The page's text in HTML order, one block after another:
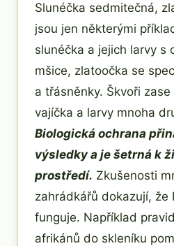
Slunéčka sedmitečná,
jsou jen některými
slunéčka a jejich larvy s
mšice, zlatoočka se
a třásněnky. Škvoři
vajíčka a larvy mnoha
Biologická ochrana
výsledky a je šetrná k
prostředí. Zkušenosti
zahrádkářů dokazují, že
funguje. Například
afrikánů do skleníku